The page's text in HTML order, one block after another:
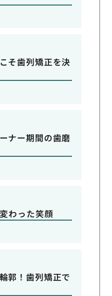
そ歯列矯正を決
ナー期間の歯磨
わった笑顔
郭！歯列矯正で